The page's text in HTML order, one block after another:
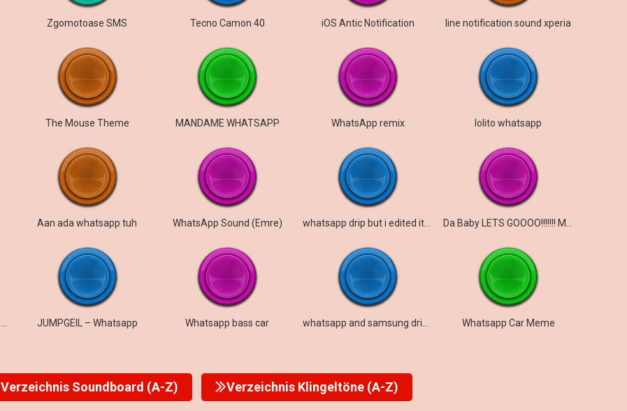
Zgomotoase SMS Tecno Camon 40 iOS Antic Notification line notification sound xperia
The Mouse Theme MANDAME WHATSAPP WhatsApp remix lolito whatsapp
Aan ada whatsapp tuh WhatsApp Sound (Emre)
JUMPGEIL – Whatsapp Whatsapp bass car Whatsapp Car Meme
Verzeichnis Soundboard (A-Z) Verzeichnis Klingeltöne (A-Z)